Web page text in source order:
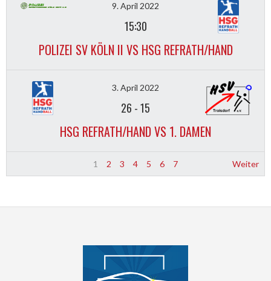
9. April 2022
15:30
POLIZEI SV KÖLN II VS HSG REFRATH/HAND
3. April 2022
26 -15
HSG REFRATH/HAND VS 1. DAMEN
1 2 3 4 5 6 7 Weiter